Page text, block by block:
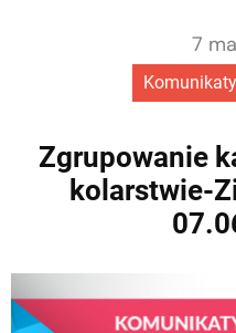
7
Zgrupowanie
kolarstwie-